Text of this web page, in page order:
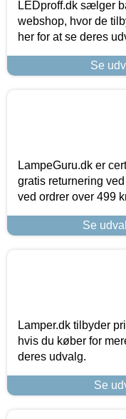
LEDproff.dk sælger
webshop, hvor de
her for at se deres
Se
LampeGuru.dk er
gratis returnering
ved ordrer over 499
Se
Lamper.dk tilbyder
hvis du køber for
deres udvalg.
Se